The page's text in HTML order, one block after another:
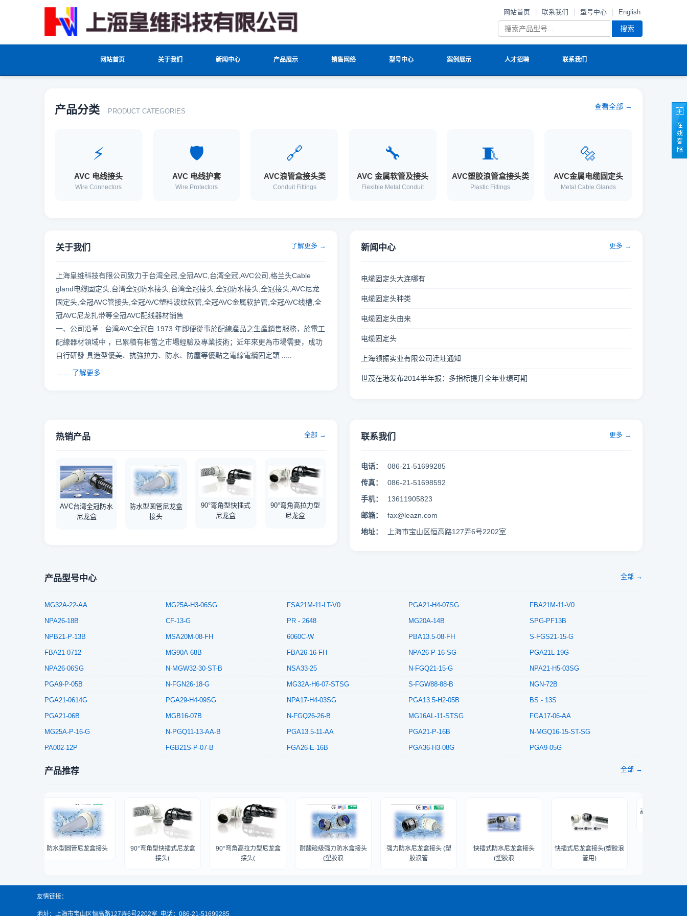
网站首页 联系我们 型号中心 English
搜索
网站首页 关于我们 新闻中心 产品展示 销售网络 型号中心 案例展示 人才招聘 联系我们
产品分类 PRODUCT CATEGORIES
查看全部 →
⚡
AVC 电线接头
Wire Connectors
🛡️
AVC 电线护套
Wire Protectors
🔗
AVC浪管盒接头类
Conduit Fittings
🔧
AVC 金属软管及接头
Flexible Metal Conduit
🧵
AVC塑胶浪管盒接头类
Plastic Fittings
🔩
AVC金属电缆固定头
Metal Cable Glands
关于我们 了解更多 →
上海皇维科技有限公司致力于台湾全冠,全冠AVC,台湾全冠,AVC公司,格兰头Cable
gland电缆固定头,台湾全冠防水接头,台湾全冠接头,全冠防水接头,全冠接头,AVC尼龙
固定头,全冠AVC管接头,全冠AVC塑料波纹软管,全冠AVC金属软护管,全冠AVC线槽,全
冠AVC尼龙扎带等全冠AVC配线器材销售
一、公司沿革 : 台湾AVC全冠自 1973 年即便從事於配線產品之生產銷售服務，於電工
配線器材領域中 ，已累積有相當之市場經驗及專業技術；近年來更為市場需要，成功
自行研發 具造型優美、抗強拉力、防水、防塵等優點之電線電纜固定頭
…… 了解更多
新闻中心 更多 →
电缆固定头大连哪有
电缆固定头种类
电缆固定头由来
电缆固定头
上海领振实业有限公司迁址通知
世茂在港发布2014半年报：多指标提升全年业绩可期
热销产品 全部 →
AVC台湾全冠防水
尼龙盒
防水型圆管尼龙盒
接头
90°弯角型快插式
尼龙盒
90°弯角高拉力型
尼龙盒
联系我们 更多 →
电话：
086-21-51699285
传真：
086-21-51698592
手机：
13611905823
邮箱：
fax@leazn.com
地址：
上海市宝山区恒高路127弄6号2202室
产品型号中心 全部 →
MG32A-22-AA MG25A-H3-06SG FSA21M-11-LT-V0 PGA21-H4-07SG FBA21M-11-V0
NPA26-18B CF-13-G PR - 2648 MG20A-14B SPG-PF13B
NPB21-P-13B MSA20M-08-FH 6060C-W PBA13.5-08-FH S-FGS21-15-G
FBA21-0712 MG90A-68B FBA26-16-FH NPA26-P-16-SG PGA21L-19G
NPA26-06SG N-MGW32-30-ST-B NSA33-25 N-FGQ21-15-G NPA21-H5-03SG
PGA9-P-05B N-FGN26-18-G MG32A-H6-07-STSG S-FGW88-88-B NGN-72B
PGA21-0614G PGA29-H4-09SG NPA17-H4-03SG PGA13.5-H2-05B BS - 13S
PGA21-06B MGB16-07B N-FGQ26-26-B MG16AL-11-STSG FGA17-06-AA
MG25A-P-16-G N-PGQ11-13-AA-B PGA13.5-11-AA PGA21-P-16B N-MGQ16-15-ST-SG
PA002-12P FGB21S-P-07-B FGA26-E-16B PGA36-H3-08G PGA9-05G
产品推荐 全部 →
防水型圆管尼龙盒接头
90°弯角型快插式尼龙盒
接头(
90°弯角高拉力型尼龙盒
接头(
耐酸硷级强力防水盒接头
(塑胶浪
强力防水尼龙盒接头 (塑
胶浪管
快插式防水尼龙盒接头
(塑胶浪
快插式尼龙盒接头(塑胶浪
管用)
高拉力型尼龙盒
友情链接：
地址：上海市宝山区恒高路127弄6号2202室 电话：086-21-51699285